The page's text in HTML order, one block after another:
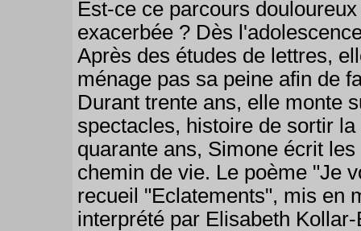
Est-ce ce parcours
exacerbée ? Dès
Après des études de lettres,
ménage pas sa peine afin de
Durant trente ans, elle monte
spectacles, histoire de sortir
quarante ans, Simone écrit
chemin de vie. Le poème "Je
recueil "Eclatements", mis en
interprété par Elisabeth